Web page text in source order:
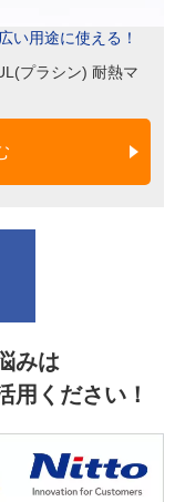
い用途に使える！
プラシン) 耐熱マ
みは
用ください！